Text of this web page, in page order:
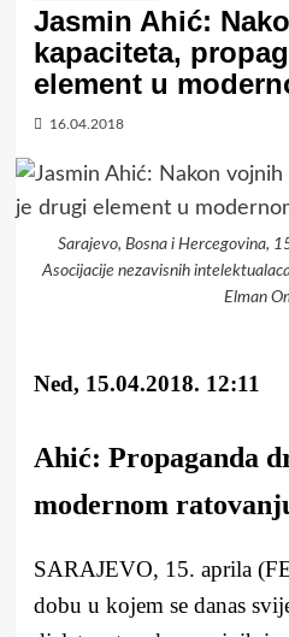
Jasmin Ahić:
kapaciteta,
element u
16.04.2018
Sarajevo, Bosna i Hercegovina,
Asocijacije nezavisnih
Elman
Ned, 15.04.2018. 12:11
Ahić: Propaganda
modernom
SARAJEVO, 15. aprila
dobu u kojem se danas